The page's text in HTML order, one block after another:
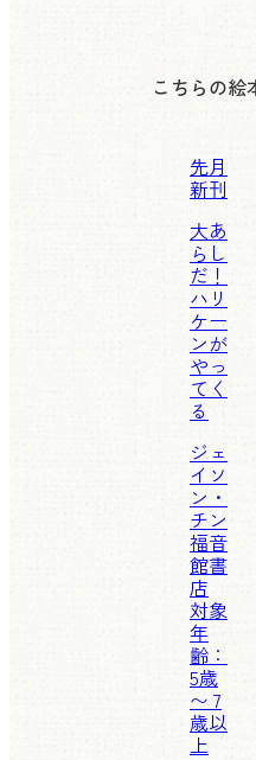
こちらの絵
先月
新刊
大あ
らし
だ！
ハリ
ケー
ンが
やっ
てく
る
ジェ
イソ
ン・
チン
福音
館書
店
対象
年
齢：
5歳
〜 7
歳以
上